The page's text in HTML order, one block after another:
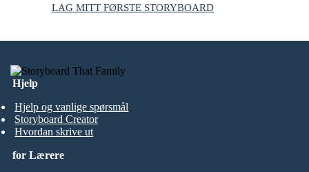
LAG MITT FØRSTE STORYBOARD
Hjelp
Hjelp og vanlige spørsmål
Storyboard Creator
Hvordan skrive ut
for Lærere